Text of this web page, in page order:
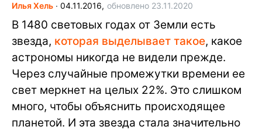
Илья Хель ∙ 04.11.2016, обновлено 23.11.2020
В 1480 световых годах от Земли есть
звезда, которая выделывает такое, какое
астрономы никогда не видели прежде.
Через случайные промежутки времени ее
свет меркнет на целых 22%. Это слишком
много, чтобы объяснить происходящее
планетой. И эта звезда стала значительно